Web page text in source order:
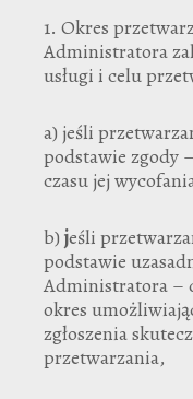
1. Okres
Administratora
usługi i celu
a) jeśli
podstawie zgody
czasu jej
b) jeśli
podstawie
Administratora –
okres
zgłoszenia
przetwarzania,